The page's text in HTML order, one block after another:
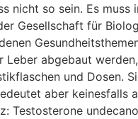
nicht so sein. Es muss
Gesellschaft für
Leber abgebaut
und Dosen.
aber keinesfalls
Testosterone